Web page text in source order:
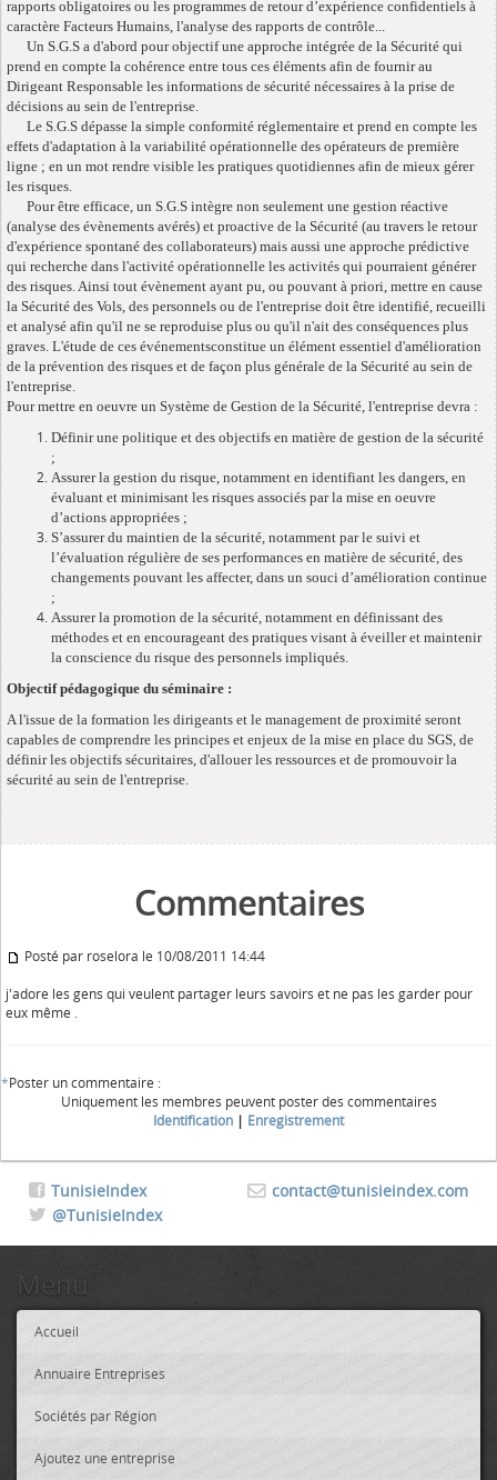
rapports obligatoires ou les programmes de retour d’expérience confidentiels à
caractère Facteurs Humains, l'analyse des rapports de contrôle...
Un S.G.S a d'abord pour objectif une approche intégrée de la Sécurité qui
prend en compte la cohérence entre tous ces éléments afin de fournir au
Dirigeant Responsable les informations de sécurité nécessaires à la prise de
décisions au sein de l'entreprise.
Le S.G.S dépasse la simple conformité réglementaire et prend en compte les
effets d'adaptation à la variabilité opérationnelle des opérateurs de première
ligne ; en un mot rendre visible les pratiques quotidiennes afin de mieux gérer
les risques.
Pour être efficace, un S.G.S intègre non seulement une gestion réactive
(analyse des évènements avérés) et proactive de la Sécurité (au travers le retour
d'expérience spontané des collaborateurs) mais aussi une approche prédictive
qui recherche dans l'activité opérationnelle les activités qui pourraient générer
des risques. Ainsi tout évènement ayant pu, ou pouvant à priori, mettre en cause
la Sécurité des Vols, des personnels ou de l'entreprise doit être identifié, recueilli
et analysé afin qu'il ne se reproduise plus ou qu'il n'ait des conséquences plus
graves. L'étude de ces événementsconstitue un élément essentiel d'amélioration
de la prévention des risques et de façon plus générale de la Sécurité au sein de
l'entreprise.
Pour mettre en oeuvre un Système de Gestion de la Sécurité, l'entreprise devra :
Définir une politique et des objectifs en matière de gestion de la sécurité
;
Assurer la gestion du risque, notamment en identifiant les dangers, en
évaluant et minimisant les risques associés par la mise en oeuvre
d’actions appropriées ;
S’assurer du maintien de la sécurité, notamment par le suivi et
l’évaluation régulière de ses performances en matière de sécurité, des
changements pouvant les affecter, dans un souci d’amélioration continue
;
Assurer la promotion de la sécurité, notamment en définissant des
méthodes et en encourageant des pratiques visant à éveiller et maintenir
la conscience du risque des personnels impliqués.
Objectif pédagogique du séminaire :
A l'issue de la formation les dirigeants et le management de proximité seront
capables de comprendre les principes et enjeux de la mise en place du SGS, de
définir les objectifs sécuritaires, d'allouer les ressources et de promouvoir la
sécurité au sein de l'entreprise.
Commentaires
Posté par roselora le 10/08/2011 14:44
j'adore les gens qui veulent partager leurs savoirs et ne pas les garder pour
eux même .
*Poster un commentaire :
Uniquement les membres peuvent poster des commentaires
Identification | Enregistrement
contact@tunisieindex.com
TunisieIndex
@TunisieIndex
Menu
Accueil
Annuaire Entreprises
Sociétés par Région
Ajoutez une entreprise